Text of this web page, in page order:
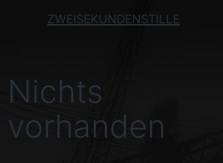
ZWEISEKUNDENSTILLE
Nichts
vorhanden